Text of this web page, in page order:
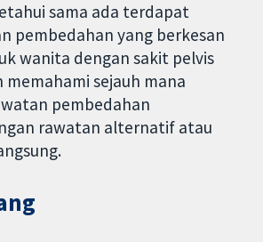
sama ada terdapat
pembedahan yang berkesan
wanita dengan sakit pelvis
memahami sejauh mana
pembedahan
rawatan alternatif atau